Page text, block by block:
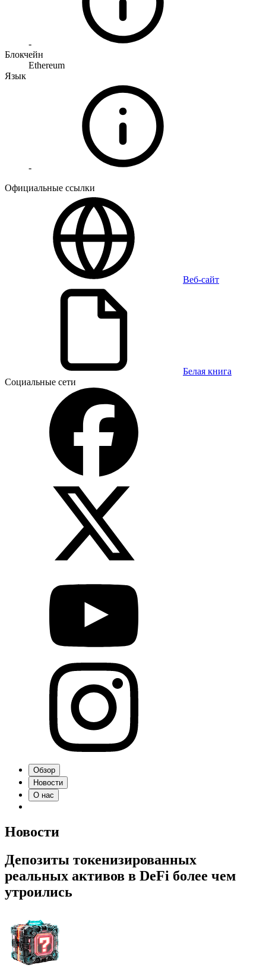
-
Блокчейн
Ethereum
Язык
-
Официальные ссылки
Веб-сайт
Белая книга
Социальные сети
Обзор
Новости
О нас
Новости
Депозиты токенизированных
реальных активов в DeFi более чем
утроились